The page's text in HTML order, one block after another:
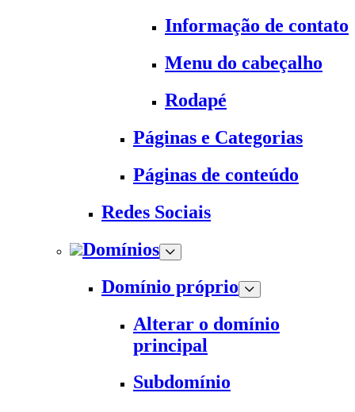
Informação de contato
Menu do cabeçalho
Rodapé
Páginas e Categorias
Páginas de conteúdo
Redes Sociais
Domínios
Domínio próprio
Alterar o domínio
principal
Subdomínio